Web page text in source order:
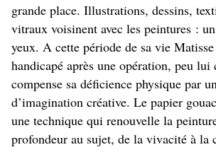
grande place. Illustrations, dessins,
vitraux voisinent avec les peintures :
yeux. A cette période de sa vie Matisse
handicapé après une opération, peu
compense sa déficience physique par
d’imagination créative. Le papier
une technique qui renouvelle la
profondeur au sujet, de la vivacité à la